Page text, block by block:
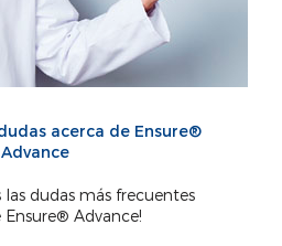
acerca de Ensure®
Advance
las dudas más frecuentes
Ensure® Advance!